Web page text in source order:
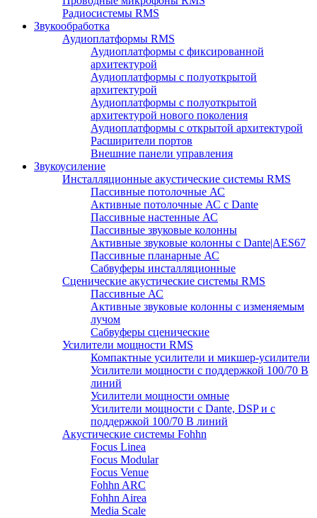
Радиосистемы RMS
Звукообработка
Аудиоплатформы RMS
Аудиоплатформы с фиксированной
архитектурой
Аудиоплатформы с полуоткрытой
архитектурой
Аудиоплатформы с полуоткрытой
архитектурой нового поколения
Аудиоплатформы с открытой архитектурой
Расширители портов
Внешние панели управления
Звукоусиление
Инсталляционные акустические системы RMS
Пассивные потолочные АС
Активные потолочные АС с Dante
Пассивные настенные АС
Пассивные звуковые колонны
Активные звуковые колонны с Dante|AES67
Пассивные планарные АС
Сабвуферы инсталляционные
Сценические акустические системы RMS
Пассивные АС
Активные звуковые колонны с изменяемым
лучом
Сабвуферы сценические
Усилители мощности RMS
Компактные усилители и микшер-усилители
Усилители мощности с поддержкой 100/70 В
линий
Усилители мощности омные
Усилители мощности с Dante, DSP и с
поддержкой 100/70 В линий
Акустические системы Fohhn
Focus Linea
Focus Modular
Focus Venue
Fohhn ARC
Fohhn Airea
Media Scale